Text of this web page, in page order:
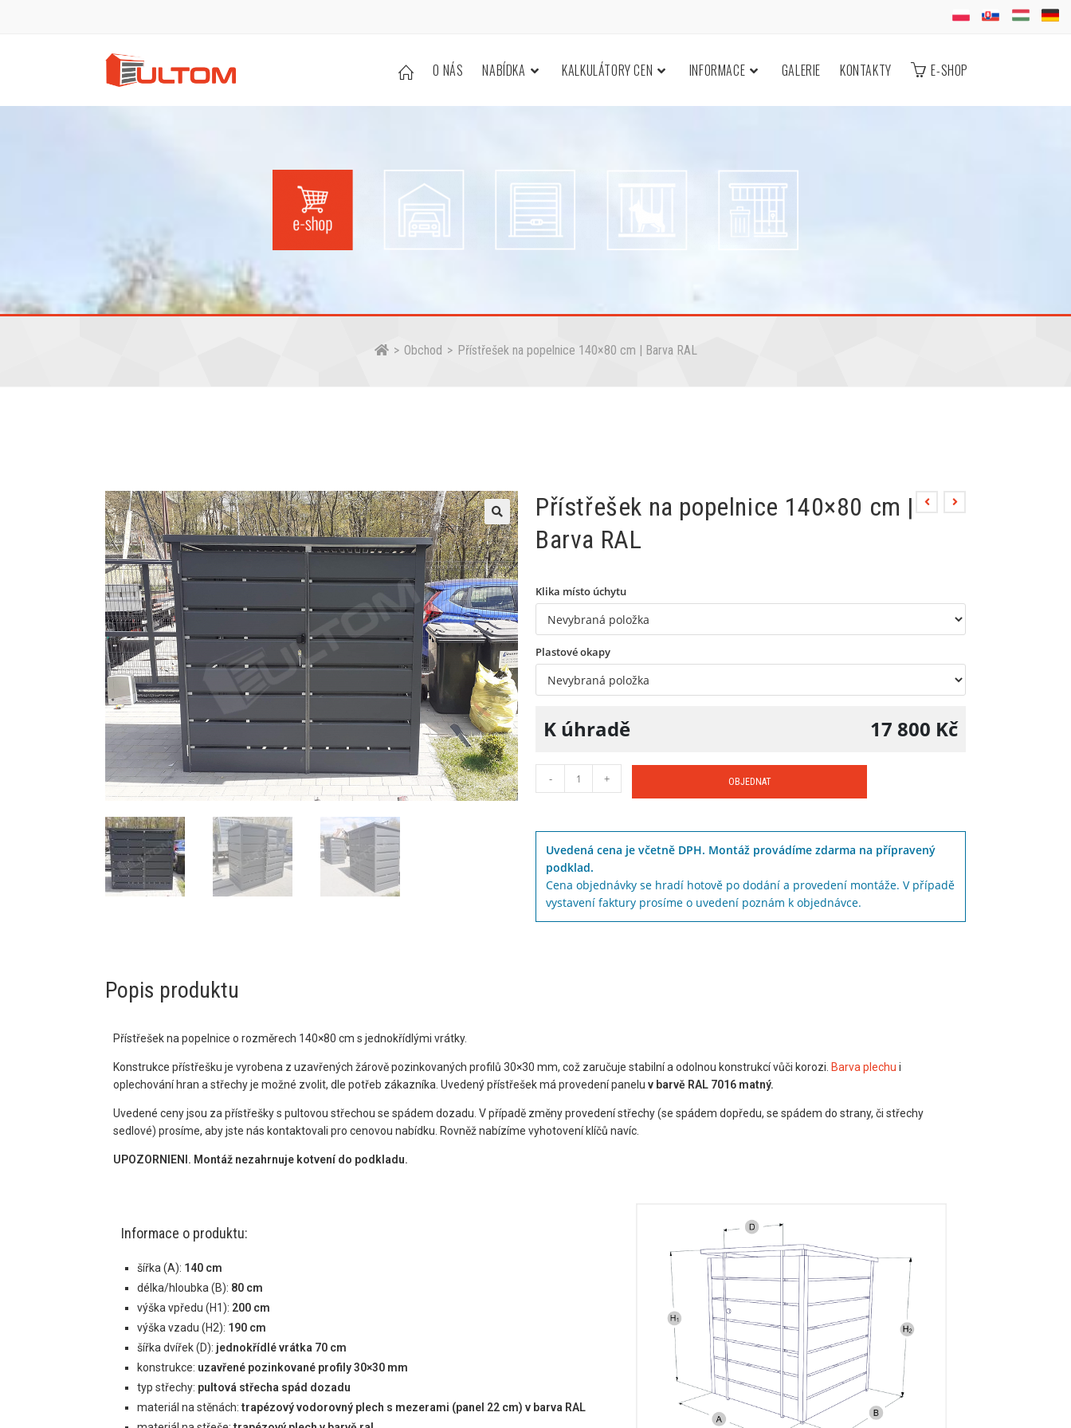
O NÁS NABÍDKA KALKULÁTORY CEN INFORMACE GALERIE KONTAKTY E-SHOP
> Obchod > Přístřešek na popelnice 140×80 cm | Barva RAL
🔍
Přístřešek na popelnice 140×80 cm |
Barva RAL
Klika místo úchytu
Plastové okapy
K úhradě 17 800 Kč
- + OBJEDNAT
Uvedená cena je včetně DPH. Montáž provádíme zdarma na přípravený
podklad.
Cena objednávky se hradí hotově po dodání a provedení montáže. V případě
vystavení faktury prosíme o uvedení poznám k objednávce.
Popis produktu
Přístřešek na popelnice o rozměrech 140×80 cm s jednokřídlými vrátky.
Konstrukce přístřešku je vyrobena z uzavřených žárově pozinkovaných profilů 30×30 mm, což zaručuje stabilní a odolnou konstrukcí vůči korozi. Barva plechu i
oplechování hran a střechy je možné zvolit, dle potřeb zákazníka. Uvedený přístřešek má provedení panelu v barvě RAL 7016 matný.
Uvedené ceny jsou za přístřešky s pultovou střechou se spádem dozadu. V případě změny provedení střechy (se spádem dopředu, se spádem do strany, či střechy
sedlové) prosíme, aby jste nás kontaktovali pro cenovou nabídku. Rovněž nabízíme vyhotovení klíčů navíc.
UPOZORNIENI. Montáž nezahrnuje kotvení do podkladu.
Informace o produktu:
šířka (A): 140 cm
délka/hloubka (B): 80 cm
výška vpředu (H1): 200 cm
výška vzadu (H2): 190 cm
šířka dvířek (D): jednokřídlé vrátka 70 cm
konstrukce: uzavřené pozinkované profily 30×30 mm
typ střechy: pultová střecha spád dozadu
materiál na stěnách:trapézový vodorovný plech s mezerami (panel 22 cm) v barva RAL